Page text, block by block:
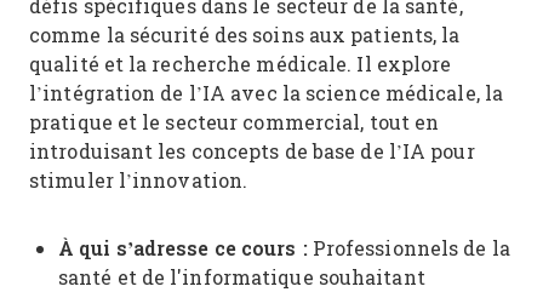
défis spécifiques dans le secteur de la santé,
comme la sécurité des soins aux patients, la
qualité et la recherche médicale. Il explore
l’intégration de l’IA avec la science médicale, la
pratique et le secteur commercial, tout en
introduisant les concepts de base de l’IA pour
stimuler l’innovation.
À qui s’adresse ce cours :Professionnels de la
santé et de l'informatique souhaitant